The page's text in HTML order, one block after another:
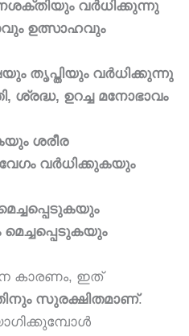
വർധിക്കുന്നു
ഉത്സാഹവും
തൃപ്തിയും വർധിക്കുന്നു
ശ്രദ്ധ, ഉറച്ച മനോഭാവം
ശരീര
വർധിക്കുകയും
കാരണം, ഇത്
സുരക്ഷിതമാണ്.